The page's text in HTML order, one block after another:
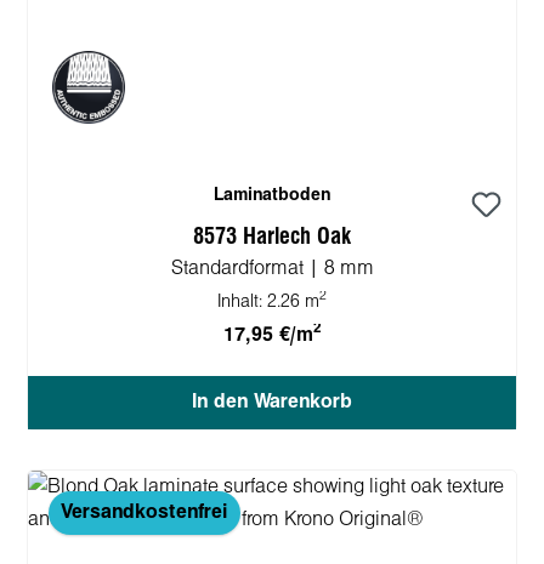
Laminatboden
8573 Harlech Oak
Standardformat | 8 mm
Inhalt: 2.26 m2
17,95 €/m2
In den Warenkorb
Versandkostenfrei